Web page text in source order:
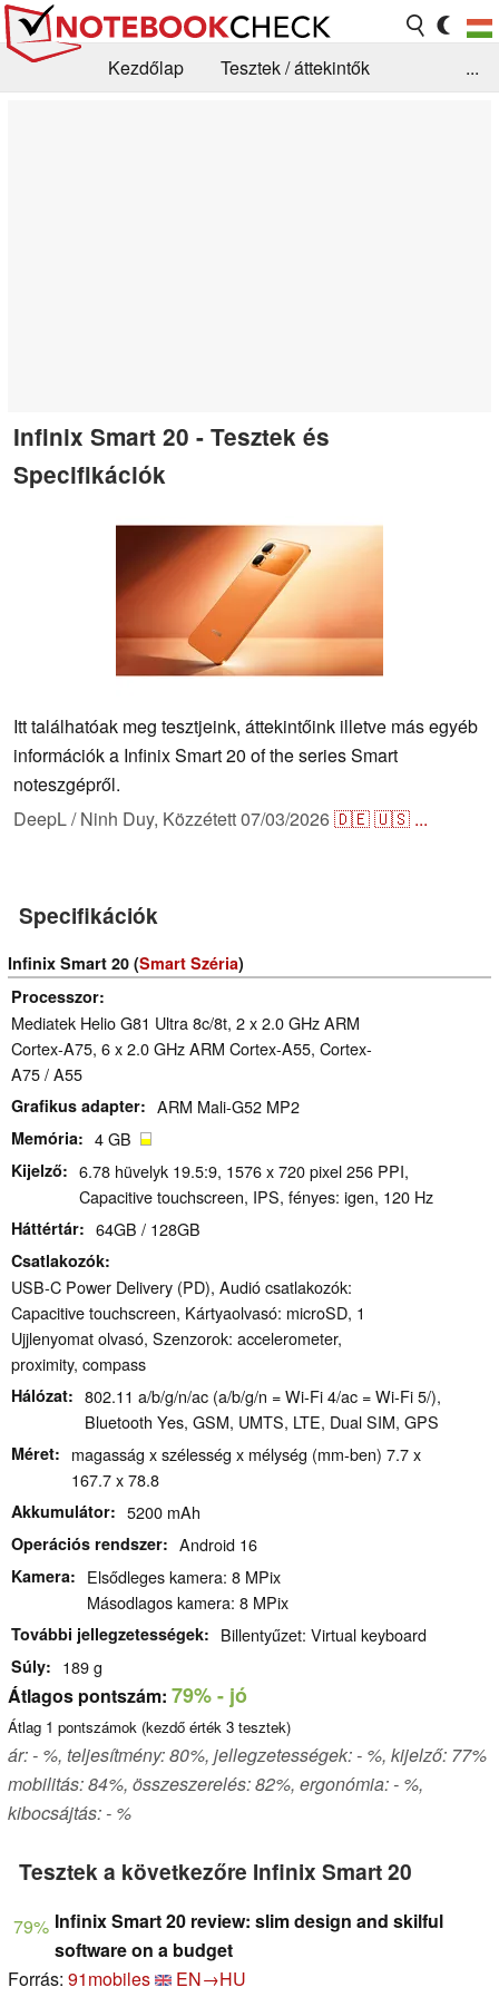
Kezdőlap
Tesztek / áttekintők
...
Infinix Smart 20 - Tesztek és
Specifikációk
Itt találhatóak meg tesztjeink, áttekintőink illetve más egyéb
információk a Infinix Smart 20 of the series Smart
noteszgépről.
DeepL / Ninh Duy, Közzétett07/03/2026🇩🇪🇺🇸 ...
Specifikációk
Infinix Smart 20 (Smart Széria)
Processzor
Mediatek Helio G81 Ultra 8c/8t, 2 x 2.0 GHz ARM
Cortex-A75, 6 x 2.0 GHz ARM Cortex-A55, Cortex-
A75 / A55
Grafikus adapter ARM Mali-G52 MP2
Memória 4 GB
Kijelző
6.78 hüvelyk 19.5:9, 1576 x 720 pixel 256 PPI,
Capacitive touchscreen, IPS, fényes: igen, 120 Hz
Háttértár 64GB / 128GB
Csatlakozók
USB-C Power Delivery (PD), Audió csatlakozók:
Capacitive touchscreen, Kártyaolvasó: microSD, 1
Ujjlenyomat olvasó, Szenzorok: accelerometer,
proximity, compass
Hálózat
802.11 a/b/g/n/ac (a/b/g/n = Wi-Fi 4/ac = Wi-Fi 5/),
Bluetooth Yes, GSM, UMTS, LTE, Dual SIM, GPS
Méret
magasság x szélesség x mélység (mm-ben) 7.7 x
167.7 x 78.8
Akkumulátor 5200 mAh
Operációs rendszer Android 16
Kamera
Elsődleges kamera: 8 MPix
Másodlagos kamera: 8 MPix
További jellegzetességek Billentyűzet: Virtual keyboard
Súly 189 g
Átlagos pontszám: 79%- jó
Átlag 1 pontszámok (kezdő érték 3 tesztek)
ár: - %, teljesítmény: 80%, jellegzetességek: - %, kijelző: 77%
mobilitás: 84%, összeszerelés: 82%, ergonómia: - %,
kibocsájtás: - %
Tesztek a következőre Infinix Smart 20
79% Infinix Smart 20 review: slim design and skilful
software on a budget
Forrás: 91mobiles
EN→HU